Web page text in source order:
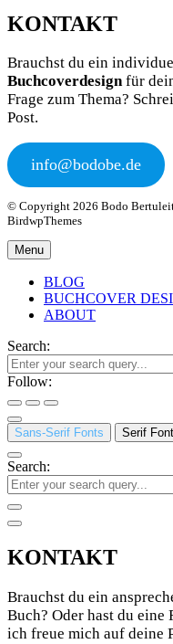
KONTAKT
Brauchst du ein
Buchcoverdesignfür
Frage zum Thema?
Post.
info@bodobe.de
© Copyright 2026 Bodo
BirdwpThemes
Menu
BLOG
BUCHCOVER
ABOUT
Search:
Follow:
Sans-Serif Fonts Serif
Search:
KONTAKT
Brauchst du ein
Buch? Oder hast du eine
ich freue mich auf deine